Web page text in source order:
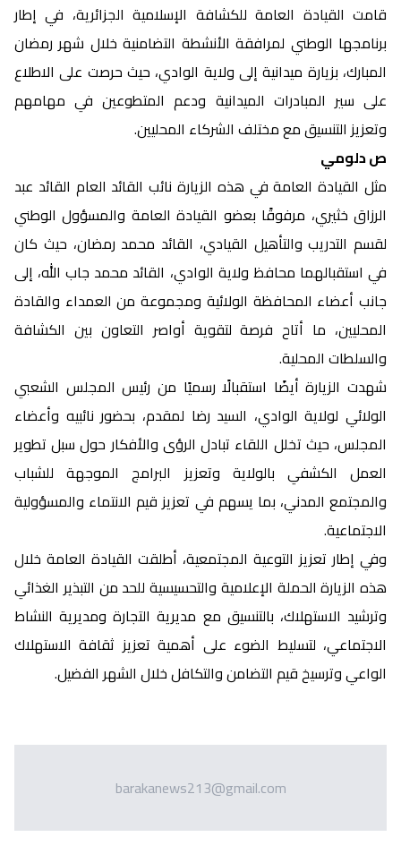
قامت القيادة العامة للكشافة الإسلامية الجزائرية، في إطار
برنامجها الوطني لمرافقة الأنشطة التضامنية خلال شهر رمضان
المبارك، بزيارة ميدانية إلى ولاية الوادي، حيث حرصت على الاطلاع
على سير المبادرات الميدانية ودعم المتطوعين في مهامهم
وتعزيز التنسيق مع مختلف الشركاء المحليين.
ص دلومي
مثل القيادة العامة في هذه الزيارة نائب القائد العام القائد عبد
الرزاق خثيري، مرفوقًا بعضو القيادة العامة والمسؤول الوطني
لقسم التدريب والتأهيل القيادي، القائد محمد رمضان، حيث كان
في استقبالهما محافظ ولاية الوادي، القائد محمد جاب الله، إلى
جانب أعضاء المحافظة الولائية ومجموعة من العمداء والقادة
المحليين، ما أتاح فرصة لتقوية أواصر التعاون بين الكشافة
والسلطات المحلية.
شهدت الزيارة أيضًا استقبالًا رسميًا من رئيس المجلس الشعبي
الولائي لولاية الوادي، السيد رضا لمقدم، بحضور نائبيه وأعضاء
المجلس، حيث تخلل اللقاء تبادل الرؤى والأفكار حول سبل تطوير
العمل الكشفي بالولاية وتعزيز البرامج الموجهة للشباب
والمجتمع المدني، بما يسهم في تعزيز قيم الانتماء والمسؤولية
الاجتماعية.
وفي إطار تعزيز التوعية المجتمعية، أطلقت القيادة العامة خلال
هذه الزيارة الحملة الإعلامية والتحسيسية للحد من التبذير الغذائي
وترشيد الاستهلاك، بالتنسيق مع مديرية التجارة ومديرية النشاط
الاجتماعي، لتسليط الضوء على أهمية تعزيز ثقافة الاستهلاك
الواعي وترسيخ قيم التضامن والتكافل خلال الشهر الفضيل.
barakanews213@gmail.com